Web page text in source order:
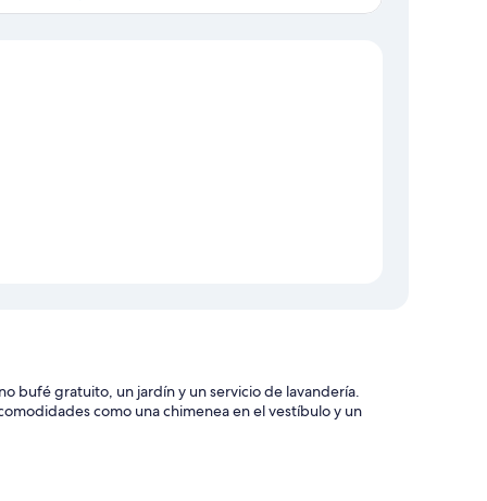
bufé gratuito, un jardín y un servicio de lavandería.
como una chimenea en el vestíbulo y un